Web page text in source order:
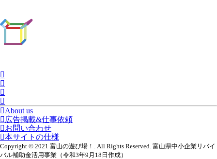
About us
広告掲載&仕事依頼
お問い合わせ
本サイトの仕様
Copyright © 2021 富山の遊び場！. All Rights Reserved. 富山県中小企業リバイ
バル補助金活用事業（令和3年9月18日作成）